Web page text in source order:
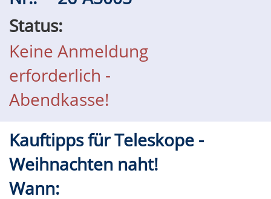
Status:
Keine Anmeldung
erforderlich -
Abendkasse!
Kauftipps für Teleskope -
Weihnachten naht!
Wann: